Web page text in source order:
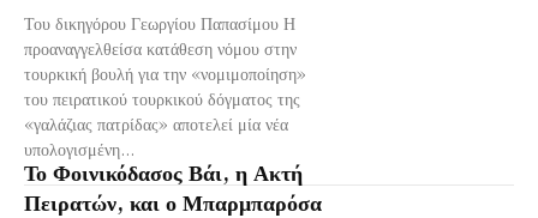
Του δικηγόρου Γεωργίου Παπασίμου Η
προαναγγελθείσα κατάθεση νόμου στην
τουρκική βουλή για την «νομιμοποίηση»
του πειρατικού τουρκικού δόγματος της
«γαλάζιας πατρίδας» αποτελεί μία νέα
υπολογισμένη...
Το Φοινικόδασος Βάι, η Ακτή
Πειρατών, και ο Μπαρμπαρόσα